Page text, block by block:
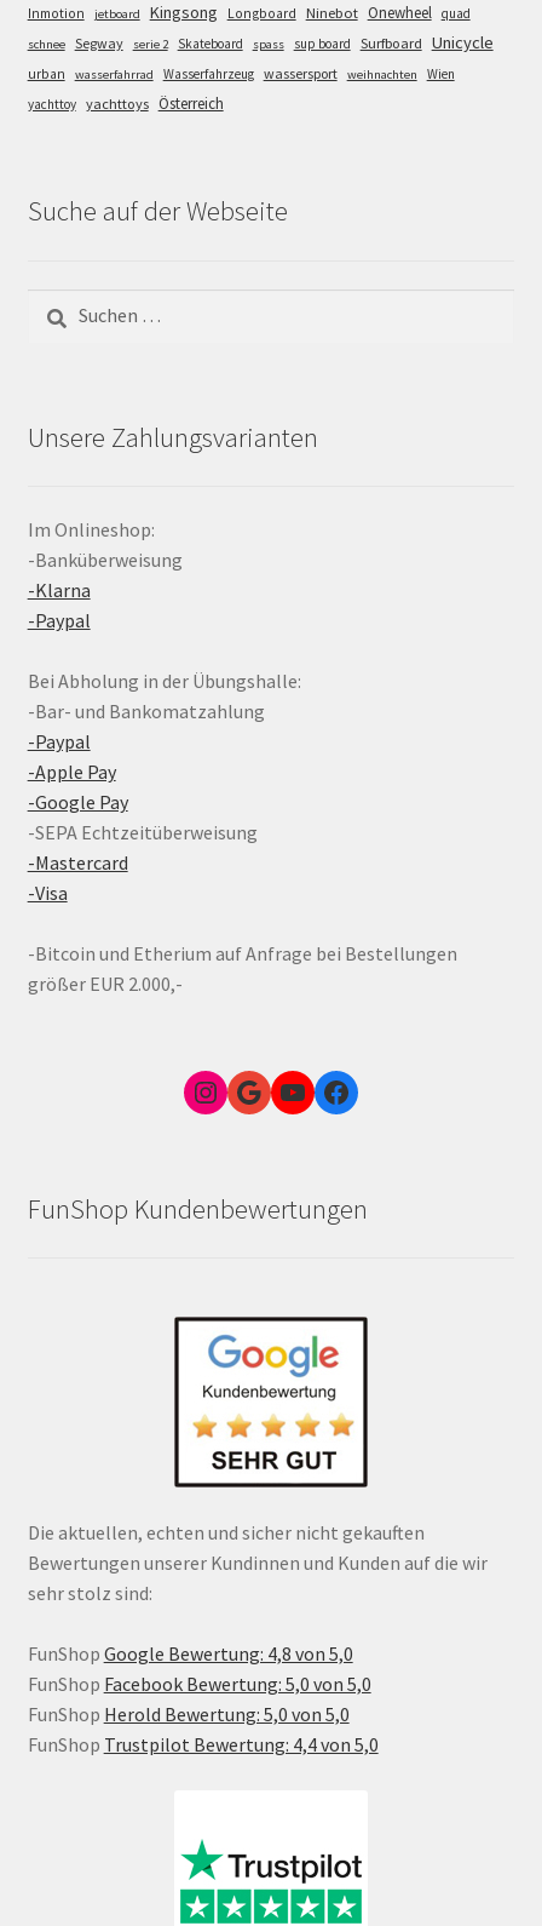
Inmotion jetboard Kingsong Longboard Ninebot Onewheel quad
schnee Segway serie 2 Skateboard spass sup board Surfboard Unicycle
urban wasserfahrrad Wasserfahrzeug wassersport weihnachten
Wien
yachttoy yachttoys Österreich
Suche auf der Webseite
nach:
Unsere Zahlungsvarianten
Im Onlineshop:
-Banküberweisung
-Klarna
-Paypal
Bei Abholung in der Übungshalle:
-Bar- und Bankomatzahlung
-Paypal
-Apple Pay
-Google Pay
-SEPA Echtzeitüberweisung
-Mastercard
-Visa
-Bitcoin und Etherium auf Anfrage bei Bestellungen
größer EUR 2.000,-
Instagram
Google Link zum FunShop WienYouTubeFacebook
FunShop Kundenbewertungen
Die aktuellen, echten und sicher nicht gekauften
Bewertungen unserer Kundinnen und Kunden auf die wir
sehr stolz sind:
FunShop Google Bewertung: 4,8 von 5,0
FunShop Facebook Bewertung: 5,0 von 5,0
FunShop Herold Bewertung: 5,0 von 5,0
FunShop Trustpilot Bewertung: 4,4 von 5,0